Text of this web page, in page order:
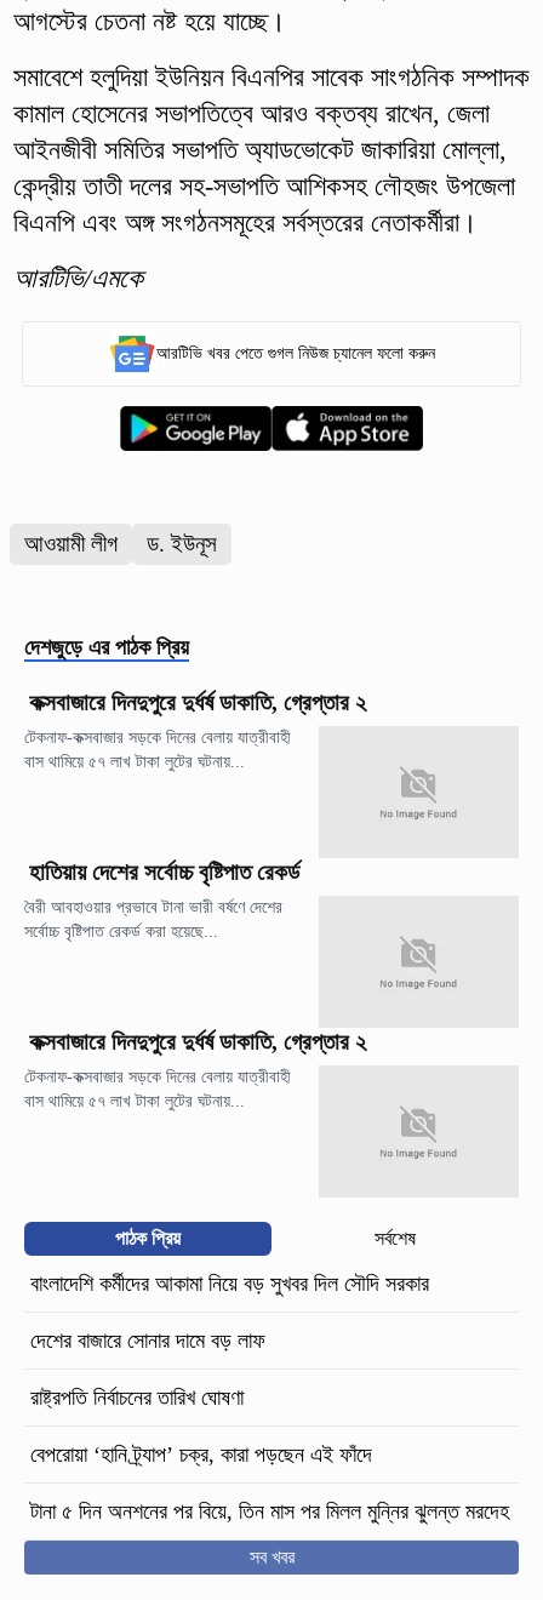
আগস্টের চেতনা নষ্ট হয়ে যাচ্ছে।
সমাবেশে হলুদিয়া ইউনিয়ন বিএনপির সাবেক সাংগঠনিক সম্পাদক
কামাল হোসেনের সভাপতিত্বে আরও বক্তব্য রাখেন, জেলা
আইনজীবী সমিতির সভাপতি অ্যাডভোকেট জাকারিয়া মোল্লা,
কেন্দ্রীয় তাতী দলের সহ-সভাপতি আশিকসহ লৌহজং উপজেলা
বিএনপি এবং অঙ্গ সংগঠনসমূহের সর্বস্তরের নেতাকর্মীরা।
আরটিভি/এমকে
আরটিভি খবর পেতে গুগল নিউজ চ্যানেল ফলো করুন
আওয়ামী লীগ ড. ইউনূস
দেশজুড়ে এর পাঠক প্রিয়
কক্সবাজারে দিনদুপুরে দুর্ধর্ষ ডাকাতি, গ্রেপ্তার ২
টেকনাফ-কক্সবাজার সড়কে দিনের বেলায় যাত্রীবাহী
বাস থামিয়ে ৫৭ লাখ টাকা লুটের ঘটনায়...
হাতিয়ায় দেশের সর্বোচ্চ বৃষ্টিপাত রেকর্ড
বৈরী আবহাওয়ার প্রভাবে টানা ভারী বর্ষণে দেশের
সর্বোচ্চ বৃষ্টিপাত রেকর্ড করা হয়েছে...
কক্সবাজারে দিনদুপুরে দুর্ধর্ষ ডাকাতি, গ্রেপ্তার ২
টেকনাফ-কক্সবাজার সড়কে দিনের বেলায় যাত্রীবাহী
বাস থামিয়ে ৫৭ লাখ টাকা লুটের ঘটনায়...
পাঠক প্রিয় সর্বশেষ
বাংলাদেশি কর্মীদের আকামা নিয়ে বড় সুখবর দিল সৌদি সরকার
দেশের বাজারে সোনার দামে বড় লাফ
রাষ্ট্রপতি নির্বাচনের তারিখ ঘোষণা
বেপরোয়া ‘হানি ট্র্যাপ’ চক্র, কারা পড়ছেন এই ফাঁদে
টানা ৫ দিন অনশনের পর বিয়ে, তিন মাস পর মিলল মুন্নির ঝুলন্ত মরদেহ
সব খবর